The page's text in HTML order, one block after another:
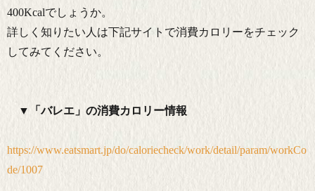
400Kcalでしょうか。
詳しく知りたい人は下記サイトで消費カロリーをチェック
してみてください。
▼「バレエ」の消費カロリー情報
https://www.eatsmart.jp/do/caloriecheck/work/detail/param/workCo
de/1007